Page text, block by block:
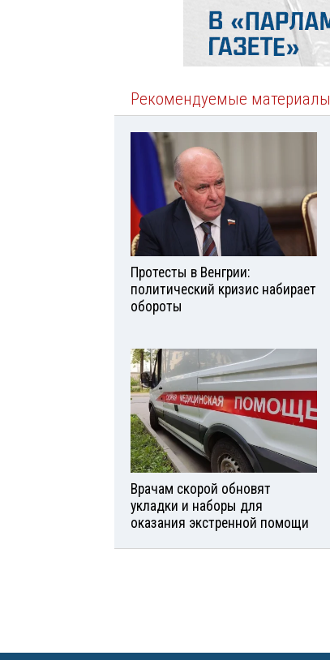
Рекомендуемые материалы
Протесты в Венгрии:
политический кризис набирает
обороты
Врачам скорой обновят
укладки и наборы для
оказания экстренной помощи